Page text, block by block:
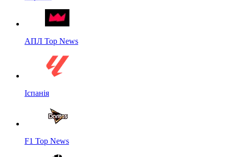
АПЛ Top News
Іспанія
F1 Top News